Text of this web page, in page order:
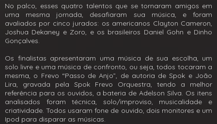
No palco, esses quatro talentos que se tornaram amigos em
uma mesma jornada, desafiaram sua música, e foram
avaliados por cinco jurados: os americanos Clayton Cameron,
Joshua Dekaney e Zoro, e os brasileiros Daniel Gohn e Dinho
Gonçalves.
Os finalistas apresentaram uma música de sua escolha, um
solo livre e uma música de confronto, ou seja, todos tocaram a
mesma, o Frevo “Passo de Anjo”, de autoria de Spok e João
Lira, gravada pela Spok Frevo Orquestra, tendo a melhor
referência para os ouvidos, a bateria de Adelson Silva. Os itens
analisados foram técnica, solo/improviso, musicalidade e
criatividade. Todos usaram fone de ouvido, dois monitores e um
Ipod para disparar as músicas.